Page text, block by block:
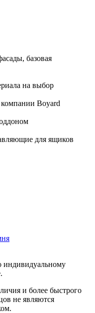
базовая
на выбор
Boyard
для ящиков
индивидуальному
и более быстрого
не являются